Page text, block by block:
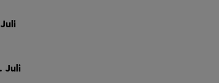
Juli